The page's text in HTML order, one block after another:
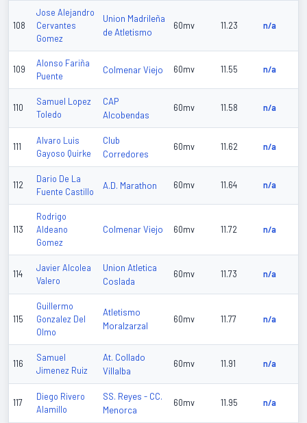
108
Jose Alejandro
Cervantes
Gomez
Union Madrileña
de Atletismo
60mv 11.23 n/a
109
Alonso Fariña
Puente
Colmenar Viejo 60mv 11.55 n/a
110
Samuel Lopez
Toledo
CAP
Alcobendas
60mv 11.58 n/a
111
Alvaro Luis
Gayoso Quirke
Club
Corredores
60mv 11.62 n/a
112
Dario De La
Fuente Castillo
A.D. Marathon 60mv 11.64 n/a
113
Rodrigo
Aldeano
Gomez
Colmenar Viejo 60mv 11.72 n/a
114
Javier Alcolea
Valero
Union Atletica
Coslada
60mv 11.73 n/a
115
Guillermo
Gonzalez Del
Olmo
Atletismo
Moralzarzal
60mv 11.77 n/a
116
Samuel
Jimenez Ruiz
At. Collado
Villalba
60mv 11.91 n/a
117
Diego Rivero
Alamillo
SS. Reyes - CC.
Menorca
60mv 11.95 n/a